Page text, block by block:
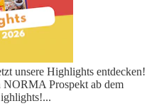
unsere Highlights entdecken!
NORMA Prospekt ab dem
...